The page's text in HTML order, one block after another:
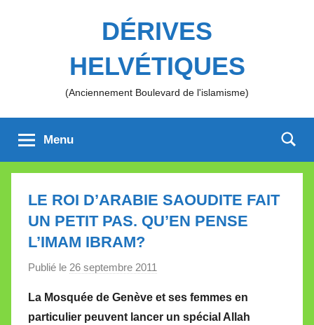
DÉRIVES
HELVÉTIQUES
(Anciennement Boulevard de l'islamisme)
Menu
LE ROI D’ARABIE SAOUDITE FAIT
UN PETIT PAS. QU’EN PENSE
L’IMAM IBRAM?
Publié le 26 septembre 2011
r
M
La Mosquée de Genève et ses femmes en
particulier peuvent lancer un spécial Allah